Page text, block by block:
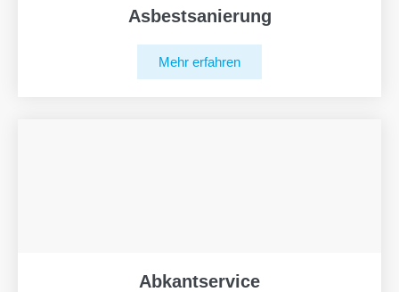
Asbestsanierung
Mehr erfahren
Abkantservice